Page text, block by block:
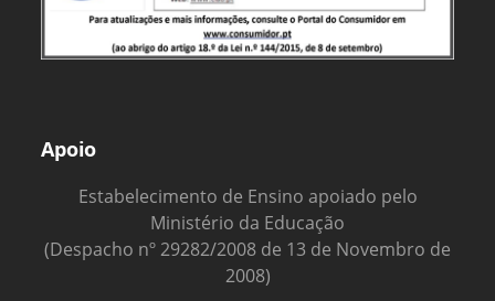
Apoio
Estabelecimento de Ensino apoiado pelo
Ministério da Educação
(Despacho nº 29282/2008 de 13 de Novembro de
2008)